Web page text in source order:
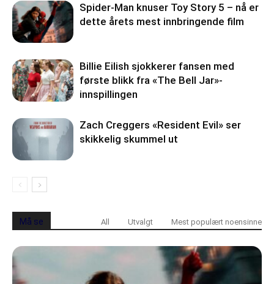
Spider-Man knuser Toy Story 5 – nå er
dette årets mest innbringende film
Billie Eilish sjokkerer fansen med
første blikk fra «The Bell Jar»-
innspillingen
Zach Creggers «Resident Evil» ser
skikkelig skummel ut
Må se All Utvalgt Mest populært noensinne